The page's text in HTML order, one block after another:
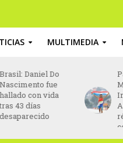
MULTIMEDIA
Brasil: Daniel Do
Nascimento fue
hallado con vida
43 días
desaparecido